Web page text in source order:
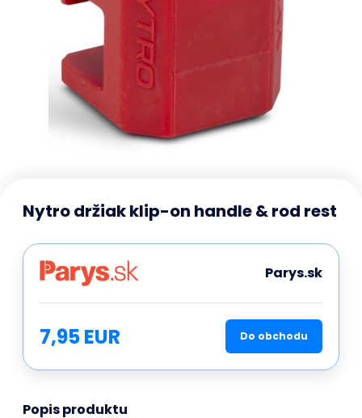
Nytro držiak klip-on handle & rod rest
Parys.sk
7,95 EUR Do obchodu
Popis produktu